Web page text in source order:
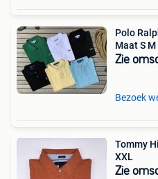
Polo
Maat S
Zie
Bezoek
Tommy
XXL
Zie